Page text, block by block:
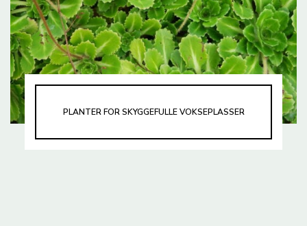
PLANTER FOR SKYGGEFULLE VOKSEPLASSER